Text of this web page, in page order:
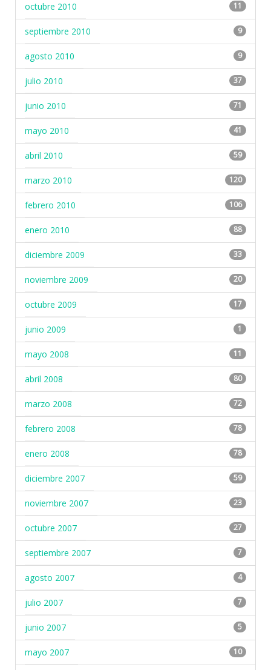
octubre 2010 11
septiembre 2010 9
agosto 2010 9
julio 2010 37
junio 2010 71
mayo 2010 41
abril 2010 59
marzo 2010 120
febrero 2010 106
enero 2010 88
diciembre 2009 33
noviembre 2009 20
octubre 2009 17
junio 2009 1
mayo 2008 11
abril 2008 80
marzo 2008 72
febrero 2008 78
enero 2008 78
diciembre 2007 59
noviembre 2007 23
octubre 2007 27
septiembre 2007 7
agosto 2007 4
julio 2007 7
junio 2007 5
mayo 2007 10